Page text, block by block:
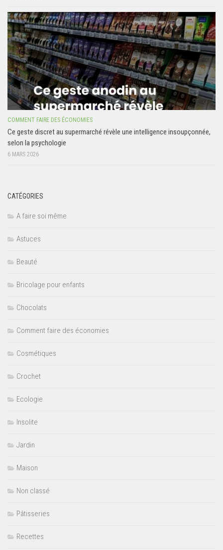
COMMENT FAIRE DES ÉCONOMIES
Ce geste discret au supermarché révèle une intelligence insoupçonnée,
selon la psychologie
6 MARS 2026
CATÉGORIES
A faire soi même
Astuces
Beauté
Bricolage pour enfants
Chocolats
Comment faire des économies
Cosmétiques
Crochet
Ecologie
Insolite
Jardin
Maison
Non classé
Pâtisseries
Recettes